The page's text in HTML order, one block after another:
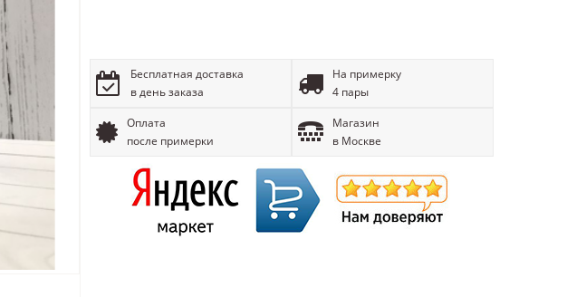
Бесплатная доставка
в день заказа
На примерку
4 пары
Оплата
после примерки
Магазин
в Москве